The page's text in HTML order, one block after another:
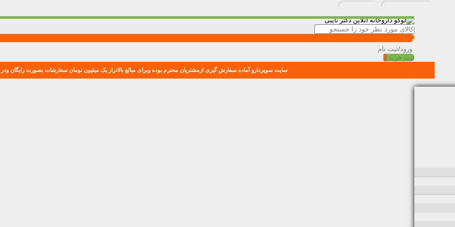
ورود/ثبت نام
سبد خرید 0
سایت سوپردارو آماده سفارش گیری ازمشتریان محترم بوده وبرای مبالغ بالاتراز یک میلیون تومان سفارشات بصورت رایگان